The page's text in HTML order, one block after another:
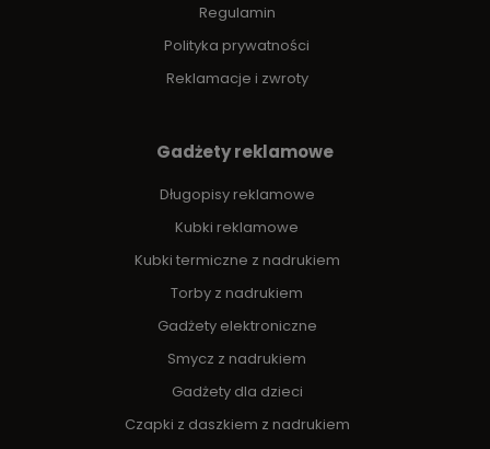
Regulamin
Polityka prywatności
Reklamacje i zwroty
Gadżety reklamowe
Długopisy reklamowe
Kubki reklamowe
Kubki termiczne z nadrukiem
Torby z nadrukiem
Gadżety elektroniczne
Smycz z nadrukiem
Gadżety dla dzieci
Czapki z daszkiem z nadrukiem